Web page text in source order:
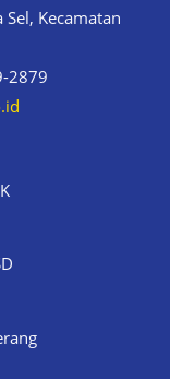
Sel, Kecamatan
2879